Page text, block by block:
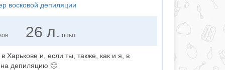
восковой депиляции
26 л. опыт
Харькове и, если ты, также, как и я, в
депиляцию 🙂